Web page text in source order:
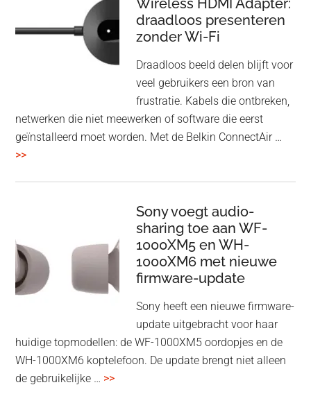
een
twist
Wireless HDMI Adapter:
draadloos presenteren
zonder Wi-Fi
Draadloos beeld delen blijft voor
veel gebruikers een bron van
frustratie. Kabels die ontbreken,
netwerken die niet meewerken of software die eerst
geïnstalleerd moet worden. Met de Belkin ConnectAir …
>>overBelkin
draadloos
presenteren
zonder
Wi-
Sony voegt audio-
sharing toe aan WF-
1000XM5 en WH-
1000XM6 met nieuwe
firmware-update
Sony heeft een nieuwe firmware-
update uitgebracht voor haar
huidige topmodellen: de WF-1000XM5 oordopjes en de
WH-1000XM6 koptelefoon. De update brengt niet alleen
de gebruikelijke … >>overSony